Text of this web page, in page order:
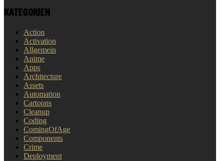
KATEGORIEN
Action
Activation
Allgemein
Anime
Apps
Architecture
Assets
Automation
Cartoons
Cleanup
Coding
ComingOfAge
Components
Crime
Deployment